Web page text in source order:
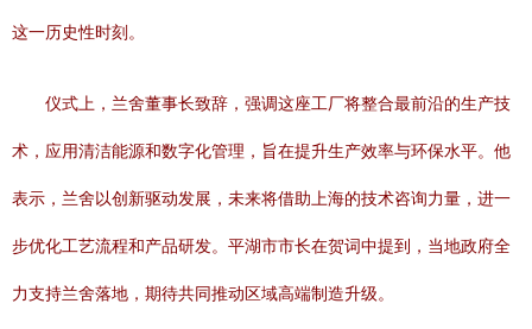
这一历史性时刻。
仪式上，兰舍董事长致辞，强调这座工厂将整合最前沿的生产技
术，应用清洁能源和数字化管理，旨在提升生产效率与环保水平。他
表示，兰舍以创新驱动发展，未来将借助上海的技术咨询力量，进一
步优化工艺流程和产品研发。平湖市市长在贺词中提到，当地政府全
力支持兰舍落地，期待共同推动区域高端制造升级。